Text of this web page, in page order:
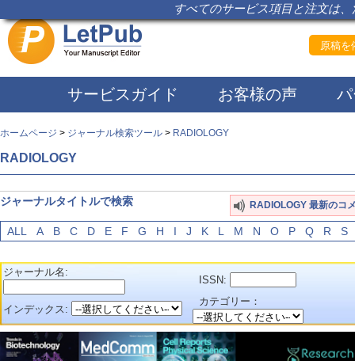
すべてのサービス項目と注文は
原稿を
サービスガイド お客様の声
ホームページ > ジャーナル検索ツール > RADIOLOGY
RADIOLOGY
ジャーナルタイトルで検索 RADIOLOGY 最新のコ
ALL A B C D E F G H I J K L M N O P Q R S
ジャーナル名:
ISSN:
インデックス:
カテゴリー：